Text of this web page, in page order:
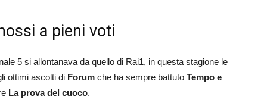
a pieni voti
5 si allontanava da quello di Rai1, in questa stagione le
ottimi ascolti di Forum che ha sempre battuto Tempo e
La prova del cuoco.